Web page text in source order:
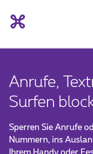
Anrufe,
Surfen
Sperren Sie Anrufe
Nummern, ins